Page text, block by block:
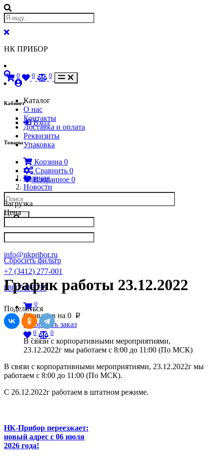
НК ПРИБОР
Кабинет
Вход
Товары
Корзина 0
Сравнить 0
Избранное 0
info@nkpribor.ru
+7 (3412) 277-001
88005118036
0
0 товаров на 0 p
Оформить заказ
0 0
0 0 0
Каталог
О нас
Контакты
Доставка и оплата
Реквизиты
Упаковка
Главная
Новости
Загрузка
Цена
Сбросить фильтр
График работы 23.12.2022
Поделиться
В связи с корпоративными мероприятиями,
23.12.2022г мы работаем с 8:00 до 11:00 (По МСК)
В связи с корпоративными мероприятиями, 23.12.2022г мы
работаем с 8:00 до 11:00 (По МСК).
С 26.12.2022г работаем в штатном режиме.
НК-Прибор переезжает:
новый адрес с 06 июля
2026 года!